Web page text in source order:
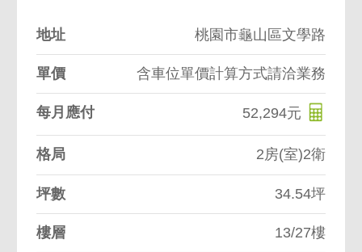
地址 桃園市龜山區文學路
單價 含車位單價計算方式請洽業務
每月應付 52,294元
格局 2房(室)2衛
坪數 34.54坪
樓層 13/27樓